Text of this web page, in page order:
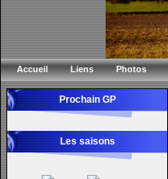
Accueil Liens Photos
Prochain GP
Les saisons